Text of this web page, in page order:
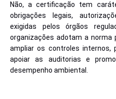
Não, a certificação tem
obrigações legais,
exigidas pelos órgãos
organizações adotam a
ampliar os controles internos,
apoiar as auditorias e
desempenho ambiental.